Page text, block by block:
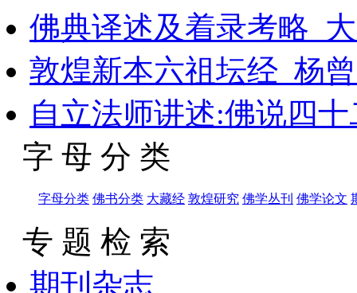
佛典译述及着录考略_
敦煌新本六祖坛经_杨
自立法师讲述:佛说四
字 母 分 类
字母分类 佛书分类 大藏经 敦煌研究 佛学丛刊 佛学论文
专 题 检 索
期刊杂志